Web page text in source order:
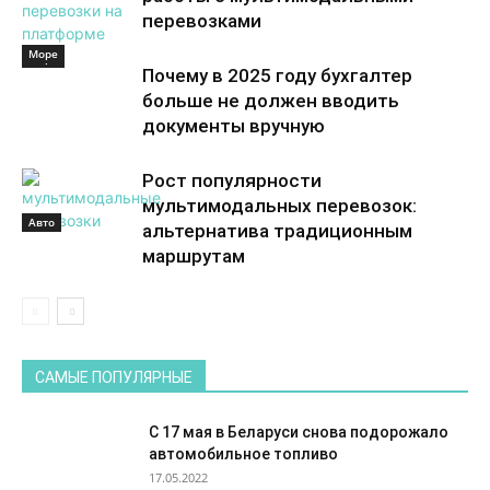
Море
перевозками
Море
Почему в 2025 году бухгалтер
больше не должен вводить
документы вручную
Авто
Рост популярности
мультимодальных перевозок:
альтернатива традиционным
маршрутам
САМЫЕ ПОПУЛЯРНЫЕ
С 17 мая в Беларуси снова подорожало
автомобильное топливо
17.05.2022